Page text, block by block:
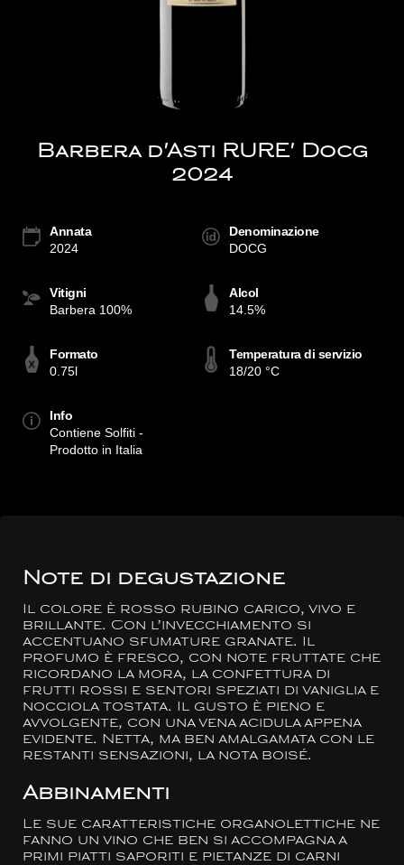
Barbera d'Asti RURE' Docg
2024
Annata
2024
Denominazione
DOCG
Vitigni
Barbera 100%
Alcol
14.5%
Formato
0.75l
Temperatura di servizio
18/20 °C
Info
Contiene Solfiti -
Prodotto in Italia
Note di degustazione
Il colore è rosso rubino carico, vivo e
brillante. Con l’invecchiamento si
accentuano sfumature granate. Il
profumo è fresco, con note fruttate che
ricordano la mora, la confettura di
frutti rossi e sentori speziati di vaniglia e
nocciola tostata. Il gusto è pieno e
avvolgente, con una vena acidula appena
evidente. Netta, ma ben amalgamata con le
restanti sensazioni, la nota boisé.
Abbinamenti
Le sue caratteristiche organolettiche ne
fanno un vino che ben si accompagna a
primi piatti saporiti e pietanze di carni